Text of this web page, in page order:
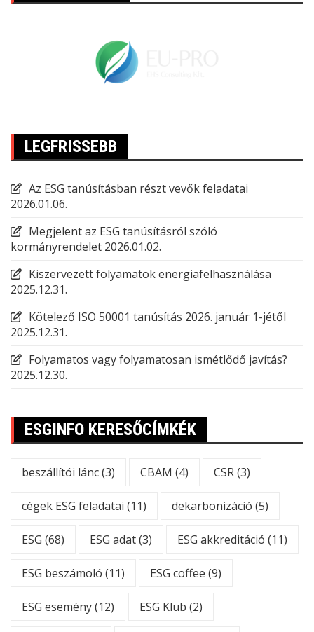
LEGFRISSEBB
Az ESG tanúsításban részt vevők feladatai
2026.01.06.
Megjelent az ESG tanúsításról szóló
kormányrendelet 2026.01.02.
Kiszervezett folyamatok energiafelhasználása
2025.12.31.
Kötelező ISO 50001 tanúsítás 2026. január 1-jétől
2025.12.31.
Folyamatos vagy folyamatosan ismétlődő javítás?
2025.12.30.
ESGINFO KERESŐCÍMKÉK
beszállítói lánc(3) CBAM (4) CSR(3)
cégek ESG feladatai (11) dekarbonizáció (5)
ESG (68) ESG adat(3) ESG akkreditáció (11)
ESG beszámoló (11) ESG coffee (9)
ESG esemény(12) ESG Klub (2)